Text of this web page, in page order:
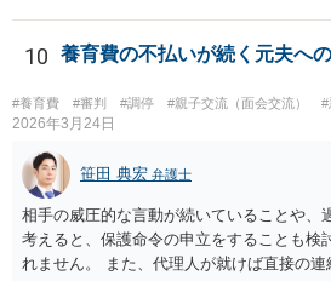
す。 精神的なご負担も大きいと思います
しながら手続を進めてください。
10 養育費の不払いが続く元夫へ
#養育費 #審判 #調停 #親子交流（面会交流） #
2026年3月24日
笹田 典宏 弁護士
相手の威圧的な言動が続いていることや、
考えると、保護命令の申立をすることも検
れません。 また、代理人が就けば直接の